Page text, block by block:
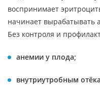
воспринимает
начинает вырабатывать
Без контроля и
анемии у плода;
внутриутробным